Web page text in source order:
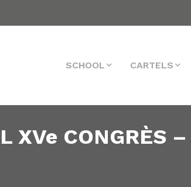
SCHOOL CARTELS
XVe CONGRÈS